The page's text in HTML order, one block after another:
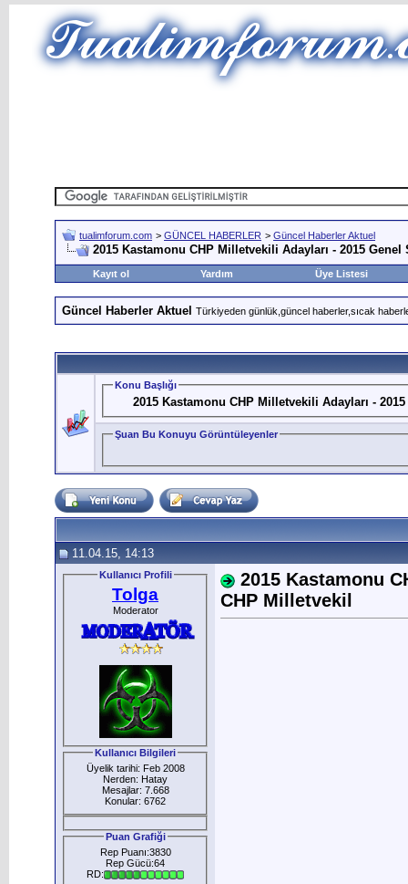
tualimforum.com > GÜNCEL HABERLER > Güncel Haberler Aktuel
2015 Kastamonu CHP Milletvekili Adayları - 2015
Kayıt ol Yardım Üye Listesi
Güncel Haberler Aktuel Türkiyeden günlük,güncel haberler,sıcak
Konu Başlığı
2015 Kastamonu CHP Milletvekili Adayları -
Şuan Bu Konuyu Görüntüleyenler
11.04.15, 14:13
Kullanıcı Profili
Tolga
Moderator
Kullanıcı Bilgileri
Üyelik tarihi: Feb 2008
Nerden: Hatay
Mesajlar: 7.668
Konular: 6762
Puan Grafiği
Rep Puanı:3830
Rep Gücü:64
RD:
2015 Kastamonu
CHP Milletvekil